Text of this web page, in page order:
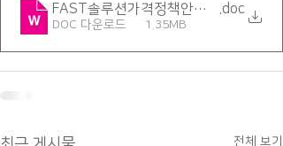
FAST솔루션가격정책안내문_v.6(97-
.doc
DOC 다운로드 • 1.35MB
전체 보기